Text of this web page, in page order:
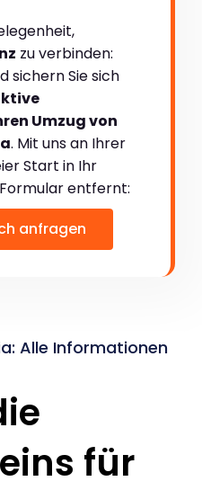
zu verbinden:
sichern Sie sich
Umzug von
. Mit uns an Ihrer
Start in Ihr
entfernt:
anfragen
Alle Informationen
für